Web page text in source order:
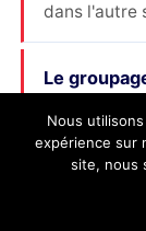
dans l'autre
Le
Oui, et il est
aussi
plusieurs
Nous
expérience sur
site, nous